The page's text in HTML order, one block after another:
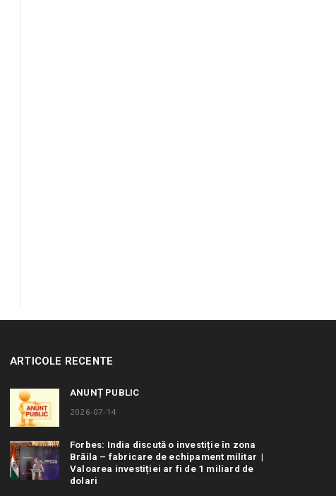
ARTICOLE RECENTE
ANUNȚ PUBLIC
2026-07-14
Forbes: India discută o investiție în zona
Brăila – fabricare de echipament militar |
Valoarea investiției ar fi de 1 miliard de
dolari